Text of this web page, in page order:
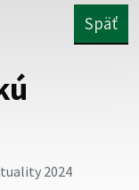
informácie iba
stránka
webového sídla.
Späť
2024